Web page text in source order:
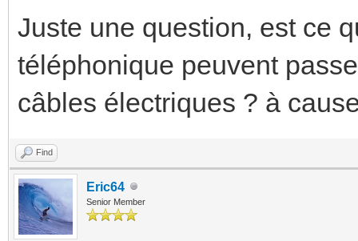
Juste une question, est ce
téléphonique peuvent
câbles électriques ? à
Find
Eric64
Senior Member